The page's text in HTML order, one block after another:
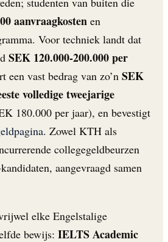
aanvraagkosten en
Voor techniek landt dat
SEK 120.000-200.000 per
een vast bedrag van zo’n SEK
volledige tweejarige
180.000 per jaar), en bevestigt
. Zowel KTH als
collegegeldbeurzen
aangevraagd samen
elke Engelstalige
bewijs: IELTS Academic